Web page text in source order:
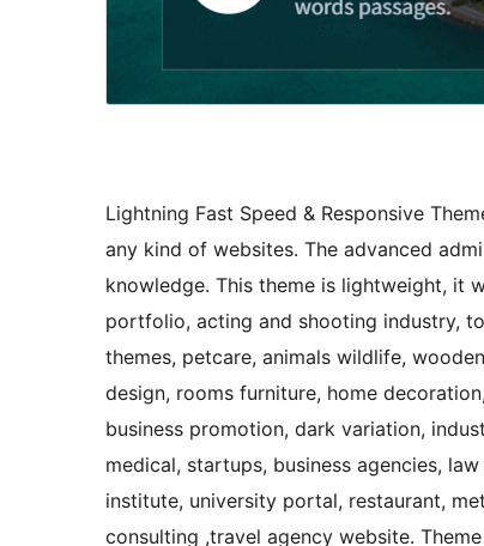
Lightning Fast Speed & Responsive
any kind of websites. The advanced
knowledge. This theme is lightweight, it
portfolio, acting and shooting industry,
themes, petcare, animals wildlife,
design, rooms furniture, home
business promotion, dark variation,
medical, startups, business agencies,
institute, university portal, restaurant,
consulting ,travel agency website.